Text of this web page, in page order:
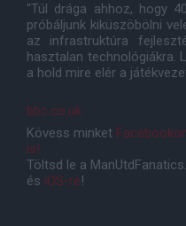
"Túl drága ahhoz, hogy
próbáljunk kiküszöbölni
az infrastruktúra
hasztalan technológiákra.
a hold mire elér a
bbc.co.uk
Kövess minket
is!
Töltsd le a
és iOS-re!